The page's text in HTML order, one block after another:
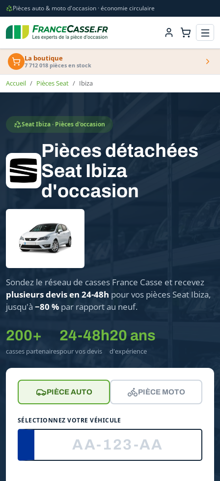
Pièces auto & moto d'occasion · économie circulaire
La boutique
7 712 018 pièces en stock
Accueil Pièces Seat Ibiza
Seat Ibiza · Pièces d'occasion
Pièces détachées
Seat Ibiza
d'occasion
Sondez le réseau de casses France Casse et recevez
plusieurs devis en 24-48h pour vos pièces Seat Ibiza,
jusqu'à −80 % par rapport au neuf.
200+
casses partenaires
24-48h
pour vos devis
20 ans
d'expérience
PIÈCE AUTO PIÈCE MOTO
SÉLECTIONNEZ VOTRE VÉHICULE